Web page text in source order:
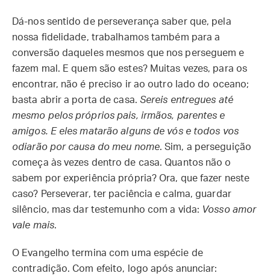
Dá-nos sentido de perseverança saber que, pela
nossa fidelidade, trabalhamos também para a
conversão daqueles mesmos que nos perseguem e
fazem mal. E quem são estes? Muitas vezes, para os
encontrar, não é preciso ir ao outro lado do oceano;
basta abrir a porta de casa. Sereis entregues até
mesmo pelos próprios pais, irmãos, parentes e
amigos. E eles matarão alguns de vós e todos vos
odiarão por causa do meu nome. Sim, a perseguição
começa às vezes dentro de casa. Quantos não o
sabem por experiência própria? Ora, que fazer neste
caso? Perseverar, ter paciência e calma, guardar
silêncio, mas dar testemunho com a vida: Vosso amor
vale mais.
O Evangelho termina com uma espécie de
contradição. Com efeito, logo após anunciar: